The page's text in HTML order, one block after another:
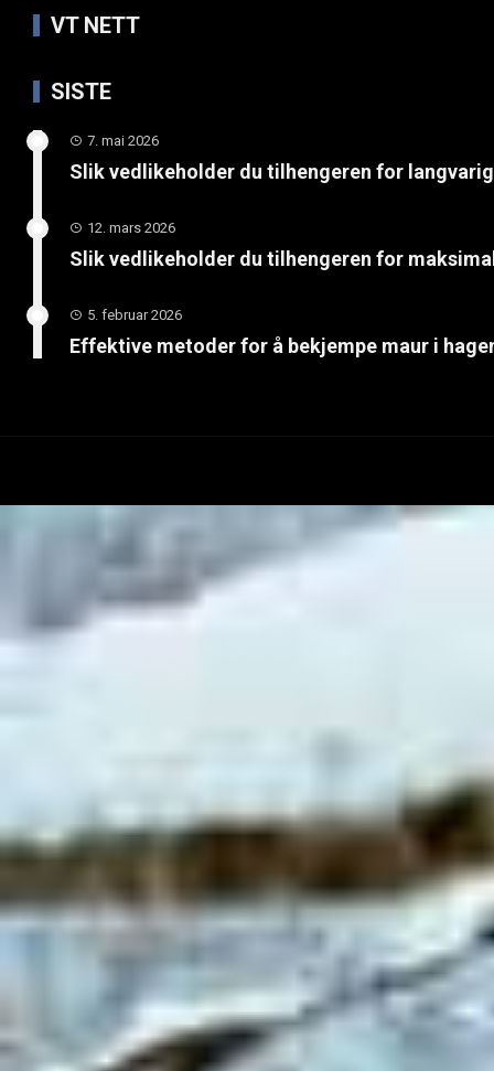
VT NETT
SISTE
7. mai 2026
Slik vedlikeholder du tilhengeren for
12. mars 2026
Slik vedlikeholder du tilhengeren for
5. februar 2026
Effektive metoder for å bekjempe maur i